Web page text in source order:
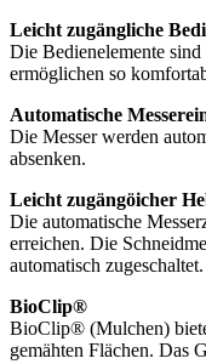
Leicht zugängliche
Die Bedienelemente
ermöglichen so
Automatische
Die Messer werden
absenken.
Leicht zugängöicher
Die automatische
erreichen. Die
automatisch zugeschaltet.
BioClip®
BioClip® (Mulchen)
gemähten Flächen. Das